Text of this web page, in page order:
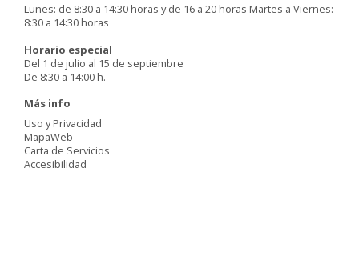
Lunes: de 8:30 a 14:30 horas y de 16 a 20 horas Martes a Viernes:
8:30 a 14:30 horas
Horario especial
Del 1 de julio al 15 de septiembre
De 8:30 a 14:00 h.
Más info
Uso y Privacidad
MapaWeb
Carta de Servicios
Accesibilidad